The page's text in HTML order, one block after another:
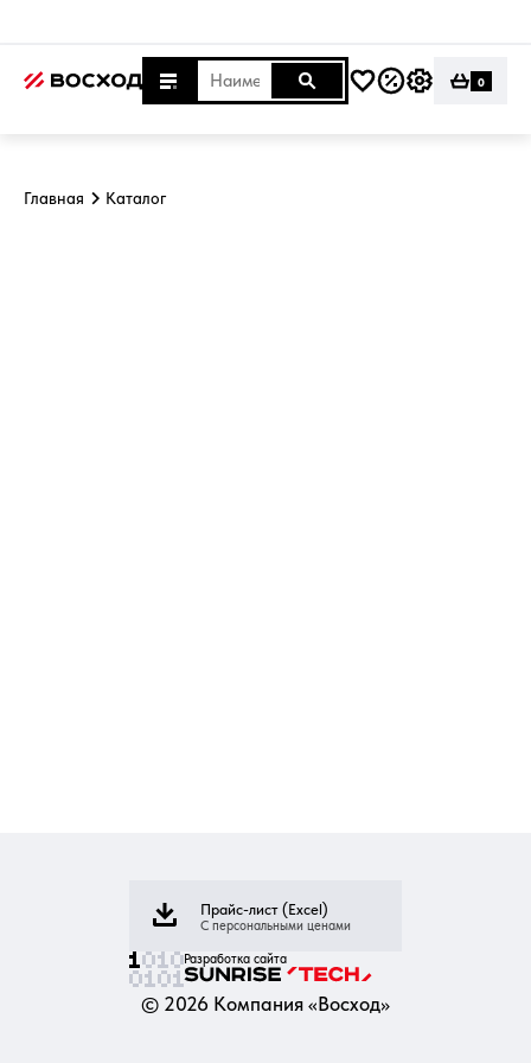
0
Главная Каталог
Прайс-лист (Excel)
С персональными ценами
Разработка сайта
© 2026 Компания «Восход»